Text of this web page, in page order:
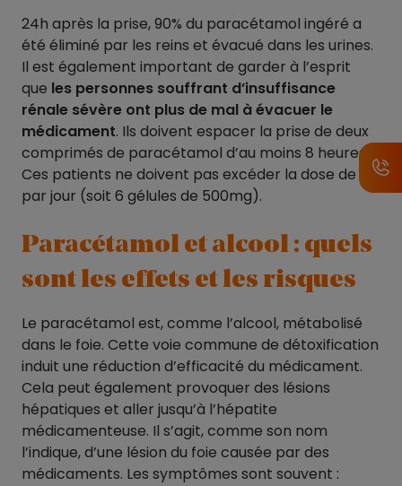
24h après la prise, 90% du paracétamol ingéré a
été éliminé par les reins et évacué dans les urines.
Il est également important de garder à l’esprit
que les personnes souffrant d’insuffisance
rénale sévère ont plus de mal à évacuer le
médicament. Ils doivent espacer la prise de deux
comprimés de paracétamol d’au moins 8 heures.
Ces patients ne doivent pas excéder la dose de 3g
par jour (soit 6 gélules de 500mg).
Paracétamol et alcool : quels
sont les effets et les risques
Le paracétamol est, comme l’alcool, métabolisé
dans le foie. Cette voie commune de détoxification
induit une réduction d’efficacité du médicament.
Cela peut également provoquer des lésions
hépatiques et aller jusqu’à l’hépatite
médicamenteuse. Il s’agit, comme son nom
l’indique, d’une lésion du foie causée par des
médicaments. Les symptômes sont souvent :